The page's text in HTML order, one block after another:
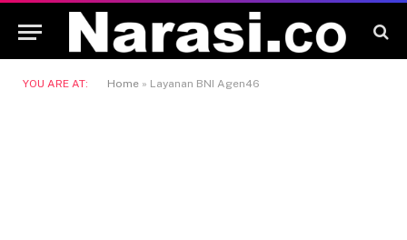
YOU ARE AT: Home » Layanan BNI Agen46